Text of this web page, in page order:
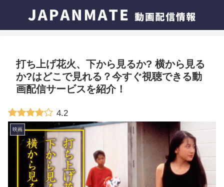
打ち上げ花火、下から見るか? 横から見る
か?はどこで見れる？今すぐ視聴できる動
画配信サービスを紹介！
4.2
映画